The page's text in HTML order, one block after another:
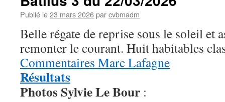
29/03/2026
Publié le23 mars 2026parcvbmadm
Belle régate de reprise sous le soleil et
remonter le courant. Huit habitables
Commentaires Marc Lafagne
Résultats
Photos Sylvie Le Bour :